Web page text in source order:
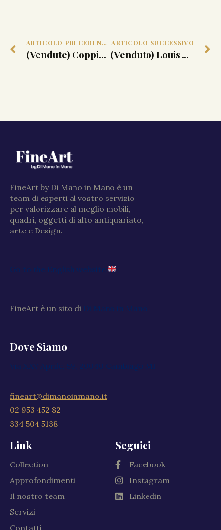
ARTICOLO PRECEDENTE
(Vendute) Coppia di Lampade ‘1568’ Max Ingrand FontanaArte
ARTICOLO SUCCESSIVO
(Venduto) Louis Vuitton Malle Courrier. Parigi 1910 ca
FineArt by Di Mano in Mano è un
team di esperti al vostro servizio
per valorizzare al meglio mobili,
quadri, oggetti di alto antiquariato,
arte e Design.
Go to the English website
FineArt è un sito di Di Mano in Mano
Dove Siamo
Via XXV Aprile, 59, 20040 Cambiago MI
fineart@dimanoinmano.it
02 953 452 82
334 504 5138
Link
Collection
Approfondimenti
Il nostro team
Servizi
Contatti
Seguici
Facebook
Instagram
Linkedin